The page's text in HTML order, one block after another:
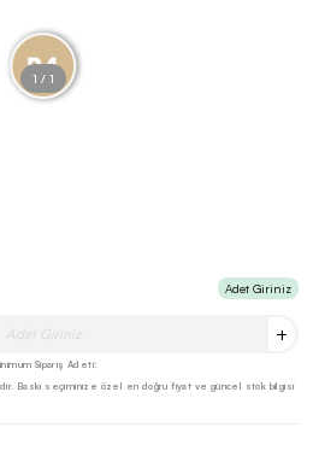
1 / 1
Adet Giriniz
+
Sipariş Adeti:
Baskı seçiminize özel en doğru fiyat ve güncel stok bilgisi